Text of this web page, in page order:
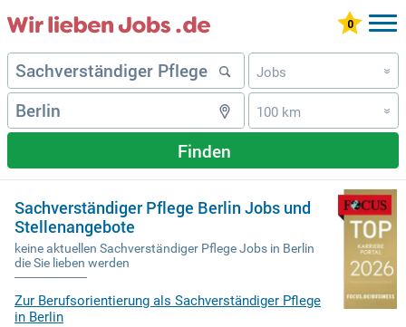
Jobs »
100 km »
Finden
Sachverständiger Pflege Berlin Jobs und
Stellenangebote
keine aktuellen Sachverständiger Pflege Jobs in Berlin
die Sie lieben werden
Zur Berufsorientierung als Sachverständiger Pflege
in Berlin